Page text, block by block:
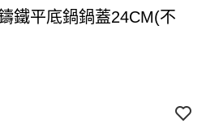
鐵平底鍋鍋蓋24CM(不